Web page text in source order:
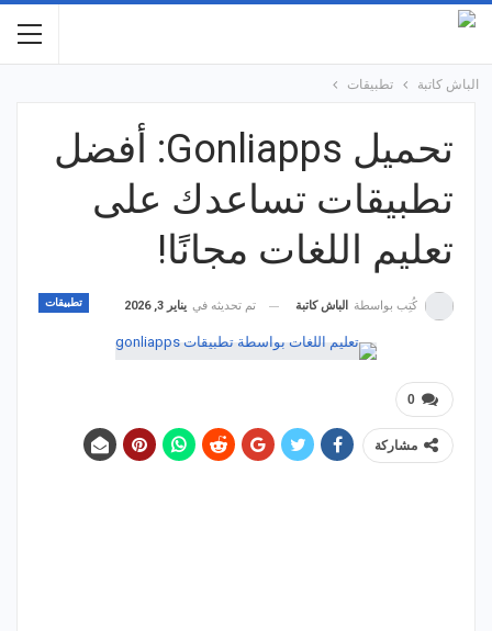
الباش كاتبة تطبيقات
تحميل Gonliapps: أفضل
تطبيقات تساعدك على
تعليم اللغات مجانًا!
تطبيقات كُتِب بواسطة الباش كاتبة تم تحديثه في يناير 3, 2026
0
مشاركة